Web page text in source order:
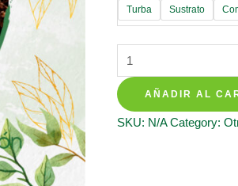
Turba Sustrato
Sustratos
Para
Gualanday
quantity
AÑADIR AL
SKU: N/A Category: